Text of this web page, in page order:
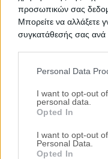
προσωπικών σας
Μπορείτε να αλλάξετε
συγκατάθεσής σας ανά
services and may
not limited to your visit
grant or deny consent
use your data for
consent section.
Personal Data
I want to opt-out
personal data.
Opted In
I want to opt-out
Personal Data.
Opted In
Πρώτη